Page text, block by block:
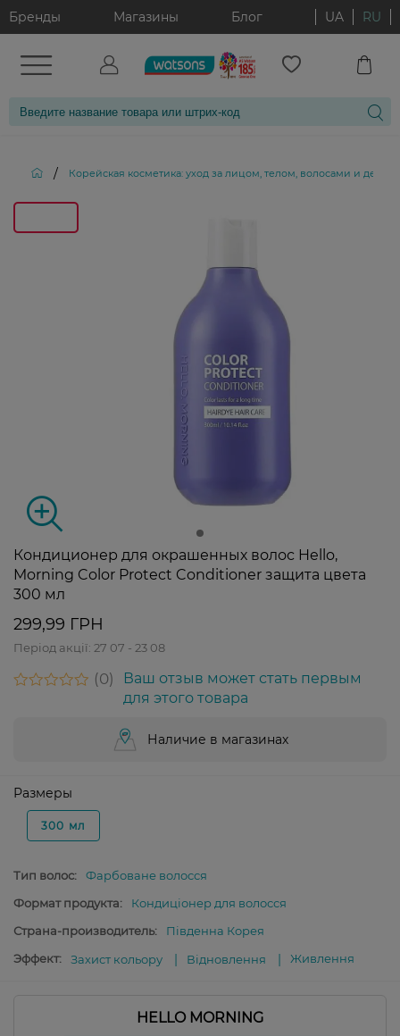
Бренды Магазины Блог UA RU
/ Корейская косметика: уход за лицом, телом, волосами и
Кондиционер для окрашенных волос Hello,
Morning Color Protect Conditioner защита цвета
300 мл
299,99 ГРН
Період акції: 27 07 - 23 08
0
Ваш отзыв может стать первым
для этого товара
Наличие в магазинах
Размеры
300 мл
Тип волос:
Фарбоване волосся
Формат продукта:
Кондиціонер для волосся
Страна-производитель:
Південна Корея
Эффект:
Захист кольору Відновлення Живлення
HELLO MORNING